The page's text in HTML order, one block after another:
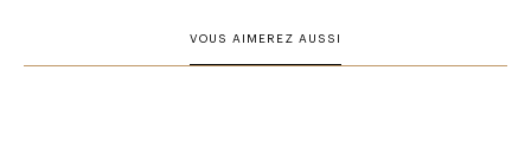
VOUS AIMEREZ AUSSI